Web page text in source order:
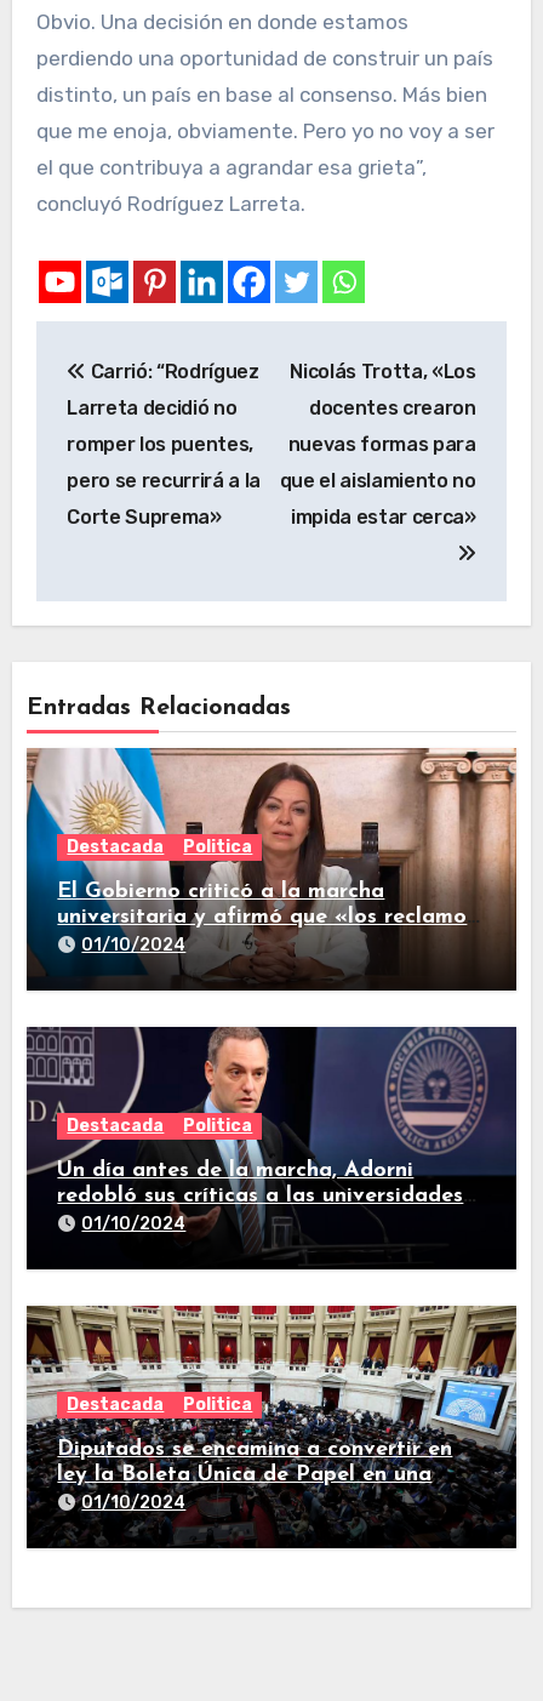
Obvio. Una decisión en donde estamos
perdiendo una oportunidad de construir un país
distinto, un país en base al consenso. Más bien
que me enoja, obviamente. Pero yo no voy a ser
el que contribuya a agrandar esa grieta”,
concluyó Rodríguez Larreta.
Carrió: “Rodríguez
Larreta decidió no
romper los puentes,
pero se recurrirá a la
Corte Suprema»
Nicolás Trotta, «Los
docentes crearon
nuevas formas para
que el aislamiento no
impida estar cerca»
Entradas Relacionadas
Destacada Politica
El Gobierno criticó a la marcha
universitaria y afirmó que «los reclamos
están todos resueltos»
01/10/2024
Destacada Politica
Un día antes de la marcha, Adorni
redobló sus críticas a las universidades
nacionales
01/10/2024
Destacada Politica
Diputados se encamina a convertir en
ley la Boleta Única de Papel en una
larga sesión
01/10/2024